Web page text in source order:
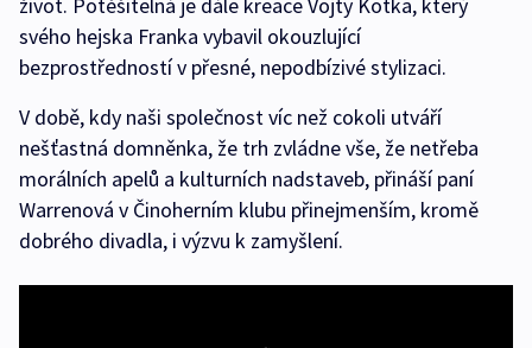
svého hejska Franka vybavil okouzlující
bezprostředností v přesné, nepodbízivé stylizaci.
V době, kdy naši společnost víc než cokoli utváří
nešťastná domněnka, že trh zvládne vše, že netřeba
morálních apelů a kulturních nadstaveb, přináší paní
Warrenová v Činoherním klubu přinejmenším, kromě
dobrého divadla, i výzvu k zamyšlení.